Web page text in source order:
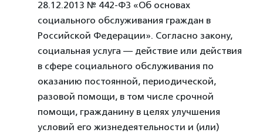
28.12.2013 № 442-ФЗ «Об основах
социального обслуживания граждан в
Российской Федерации». Согласно закону,
социальная услуга — действие или действия
в сфере социального обслуживания по
оказанию постоянной, периодической,
разовой помощи, в том числе срочной
помощи, гражданину в целях улучшения
условий его жизнедеятельности и (или)